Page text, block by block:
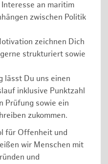
an maritim
zwischen Politik
zeichnen Dich
strukturiert sowie
lässt Du uns einen
inklusive Punktzahl
Prüfung sowie ein
zukommen.
für Offenheit und
wir Menschen mit
und